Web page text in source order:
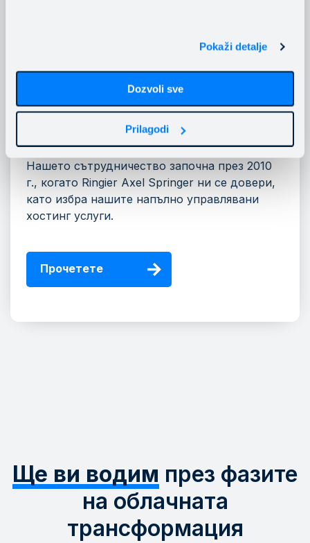
Pokaži detalje
Dozvoli sve
Prilagodi
Managed Hosting като отговор на
предизвикателствата
Нашето сътрудничество започна през 2010
г., когато Ringier Axel Springer ни се довери,
като избра нашите напълно управлявани
хостинг услуги.
Прочетете
Ще ви водим през фазите
на облачната
трансформация